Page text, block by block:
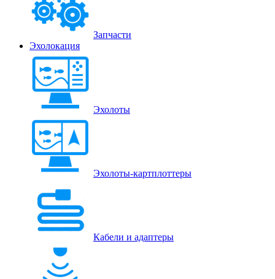
Запчасти
Эхолокация
Эхолоты
Эхолоты-картплоттеры
Кабели и адаптеры